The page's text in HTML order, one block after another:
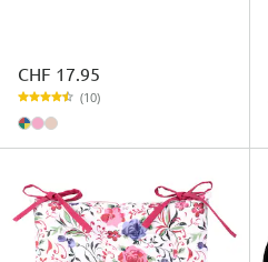
CHF 17.95
(10)